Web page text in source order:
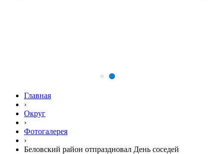
Главная
›
Округ
›
Фотогалерея
›
Беловский район отпраздновал День соседей